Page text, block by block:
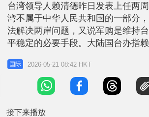
1
6
%
台湾领导人赖清德昨日发表上任两
湾不属于中华人民共和国的一部分
法解决两岸问题，又说军购是维持
平稳定的必要手段。大陆国台办指
谎言与欺骗、敌意与对抗，再次坐
「两岸和平破坏者」。国台办又说
立场，重视中方的关切，同国际社
不接受台湾走向「独立」。 美国总
国际 2026-05-21 08:42 HKT
接下来播放